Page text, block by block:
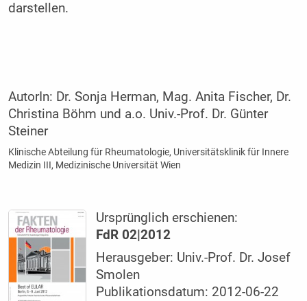
darstellen.
AutorIn: Dr. Sonja Herman, Mag. Anita Fischer, Dr.
Christina Böhm und a.o. Univ.-Prof. Dr. Günter
Steiner
Klinische Abteilung für Rheumatologie, Universitätsklinik für Innere
Medizin III, Medizinische Universität Wien
Ursprünglich erschienen:
FdR 02|2012
Herausgeber: Univ.-Prof. Dr. Josef
Smolen
Publikationsdatum: 2012-06-22